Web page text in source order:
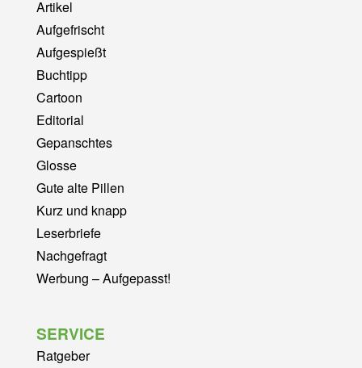
Artikel
Aufgefrischt
Aufgespießt
Buchtipp
Cartoon
Editorial
Gepanschtes
Glosse
Gute alte Pillen
Kurz und knapp
Leserbriefe
Nachgefragt
Werbung – Aufgepasst!
SERVICE
Ratgeber